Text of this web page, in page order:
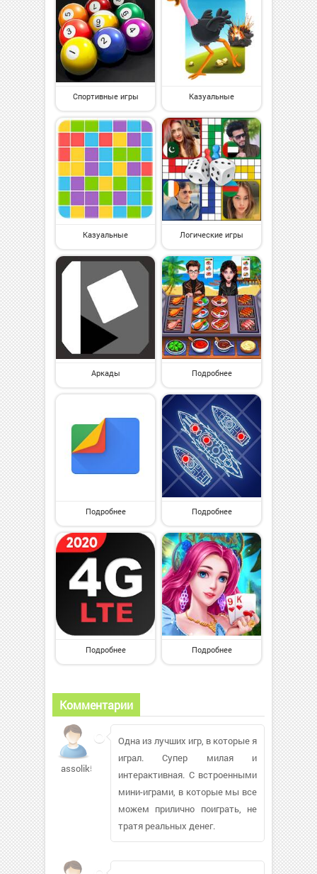
Спортивные игры Казуальные
Казуальные Логические игры
Аркады Подробнее
Подробнее Подробнее
Подробнее Подробнее
Комментарии
assolik518
Одна из лучших игр, в которые я
играл. Супер милая и
интерактивная. С встроенными
мини-играми, в которые мы все
можем прилично поиграть, не
тратя реальных денег.